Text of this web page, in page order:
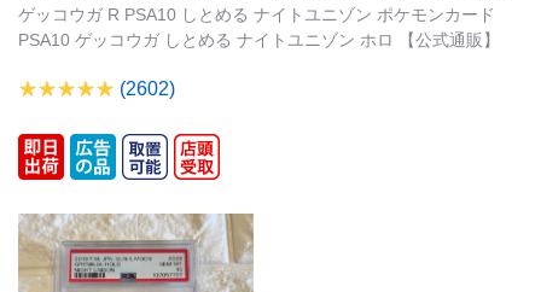
ゲッコウガ R PSA10 しとめる ナイトユニゾン ポケモンカード
PSA10 ゲッコウガ しとめる ナイトユニゾン ホロ 【公式通販】
(2602)